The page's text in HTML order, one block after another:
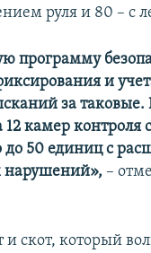
руля и 80 – с
программу
и
за таковые.
камер контроля
до 50 единиц с
нарушений», –
скот, который